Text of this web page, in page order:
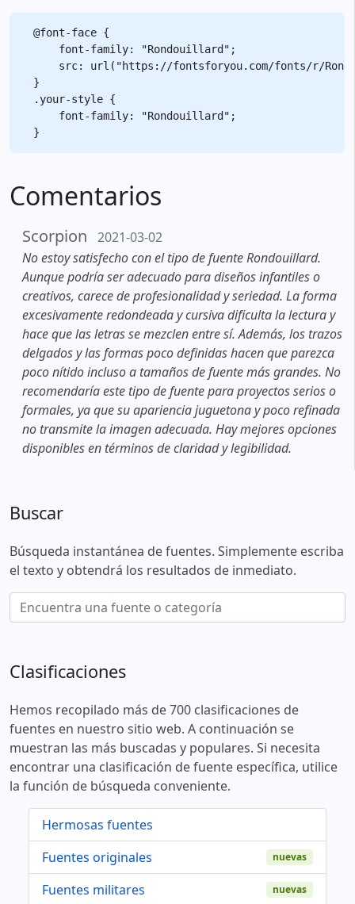
@font-face {
    font-family: "Rondouillard";
src: url("https://fontsforyou.com/fonts/r/
}
.your-style {
    font-family: "Rondouillard";
Comentarios
Scorpion
2021-03-02
No estoy satisfecho con el tipo de fuente Rondouillard.
Aunque podría ser adecuado para diseños infantiles o
creativos, carece de profesionalidad y seriedad. La forma
excesivamente redondeada y cursiva dificulta la lectura y
hace que las letras se mezclen entre sí. Además, los trazos
delgados y las formas poco definidas hacen que parezca
poco nítido incluso a tamaños de fuente más grandes. No
recomendaría este tipo de fuente para proyectos serios o
formales, ya que su apariencia juguetona y poco refinada
no transmite la imagen adecuada. Hay mejores opciones
disponibles en términos de claridad y legibilidad.
Buscar
Búsqueda instantánea de fuentes. Simplemente escriba
el texto y obtendrá los resultados de inmediato.
Clasificaciones
Hemos recopilado más de 700 clasificaciones de
fuentes en nuestro sitio web. A continuación se
muestran las más buscadas y populares. Si necesita
encontrar una clasificación de fuente específica, utilice
la función de búsqueda conveniente.
Hermosas fuentes
Fuentes originales
nuevas
Fuentes militares nuevas